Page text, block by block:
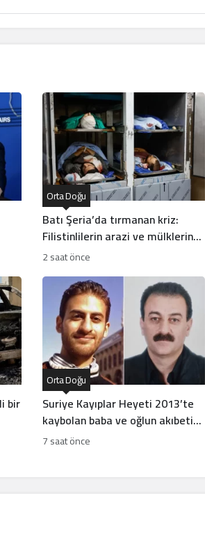
Batı Şeria’da tırmanan kriz:
Filistinlilerin arazi ve mülklerine
baskı artıyor
Orta Doğu
2 saat önce
bir
Suriye Kayıplar Heyeti 2013’te
kaybolan baba ve oğlun akıbetini
açıkladı
Orta Doğu
7 saat önce